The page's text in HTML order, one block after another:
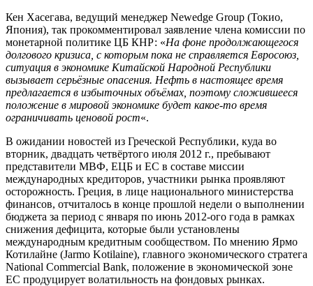
Кен Хасегава, ведущий менеджер Newedge Group (Токио,
Япония), так прокомментировал заявление члена комиссии по
монетарной политике ЦБ КНР: «На фоне продолжающегося
долгового кризиса, с которым пока не справляется Евросоюз,
ситуация в экономике Китайской Народной Республики
вызывает серьёзные опасения. Нефть в настоящее время
предлагается в избыточных объёмах, поэтому сложившееся
положение в мировой экономике будет какое-то время
ограничивать ценовой рост«.
В ожидании новостей из Греческой Республики, куда во
вторник, двадцать четвёртого июля 2012 г., пребывают
представители МВФ, ЕЦБ и ЕС в составе миссии
международных кредиторов, участники рынка проявляют
осторожность. Греция, в лице национального министерства
финансов, отчиталось в конце прошлой недели о выполнении
бюджета за период с января по июнь 2012-ого года в рамках
снижения дефицита, которые были установлены
международным кредитным сообществом. По мнению Ярмо
Котилайне (Jarmo Kotilaine), главного экономического стратега
National Commercial Bank, положение в экономической зоне
ЕС продуцирует волатильность на фондовых рынках.